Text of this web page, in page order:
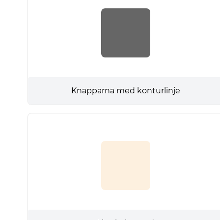
Knapparna med konturlinje